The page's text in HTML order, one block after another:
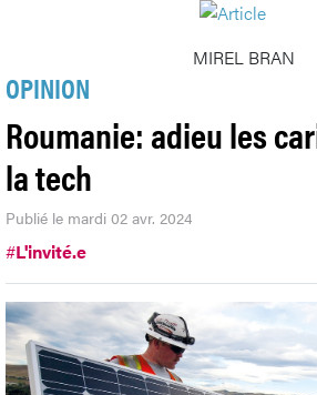
MIREL BRAN
OPINION
Roumanie: adieu les
la tech
Publié le mardi 02 avr. 2024
#L'invité.e